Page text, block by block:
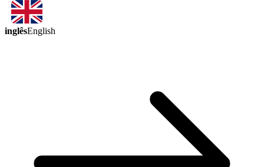
inglêsEnglish